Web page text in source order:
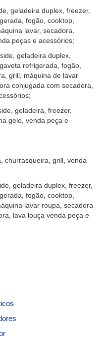
geladeira duplex, freezer,
fogão, cooktop,
lavar, secadora,
peças e acessórios;
geladeira duplex,
refrigerada, fogão,
grill, máquina de lavar
conjugada com secadora,
geladeira, freezer,
gelo, venda peça e
churrasqueira, grill, venda
geladeira duplex, freezer,
fogão, cooktop,
lavar roupa, secadora
lava louça venda peça e